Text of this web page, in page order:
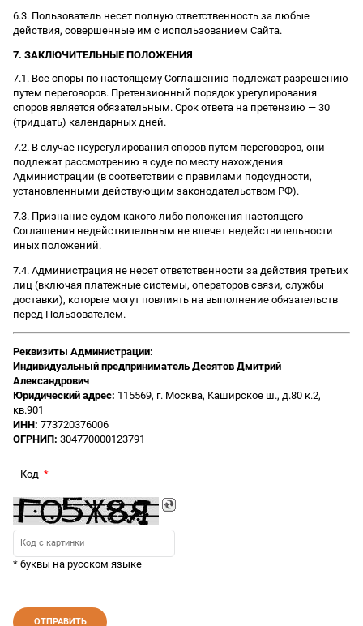
6.3. Пользователь несет полную ответственность за любые
действия, совершенные им с использованием Сайта.
7. ЗАКЛЮЧИТЕЛЬНЫЕ ПОЛОЖЕНИЯ
7.1. Все споры по настоящему Соглашению подлежат разрешению
путем переговоров. Претензионный порядок урегулирования
споров является обязательным. Срок ответа на претензию — 30
(тридцать) календарных дней.
7.2. В случае неурегулирования споров путем переговоров, они
подлежат рассмотрению в суде по месту нахождения
Администрации (в соответствии с правилами подсудности,
установленными действующим законодательством РФ).
7.3. Признание судом какого-либо положения настоящего
Соглашения недействительным не влечет недействительности
иных положений.
7.4. Администрация не несет ответственности за действия третьих
лиц (включая платежные системы, операторов связи, службы
доставки), которые могут повлиять на выполнение обязательств
перед Пользователем.
Реквизиты Администрации:
Индивидуальный предприниматель Десятов Дмитрий
Александрович
Юридический адрес: 115569, г. Москва, Каширское ш., д.80 к.2,
кв.901
ИНН: 773720376006
ОГРНИП: 304770000123791
Код
* буквы на русском языке